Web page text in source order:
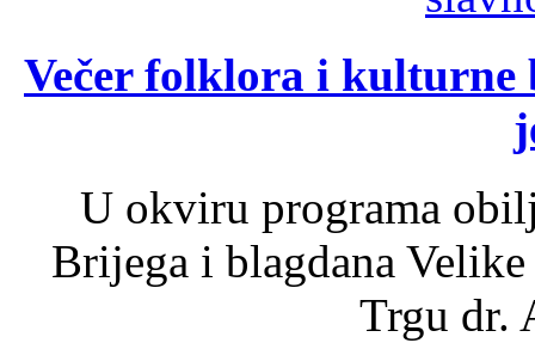
Večer folklora i kulturne
U okviru programa
Brijega i blagdana
Trgu dr.